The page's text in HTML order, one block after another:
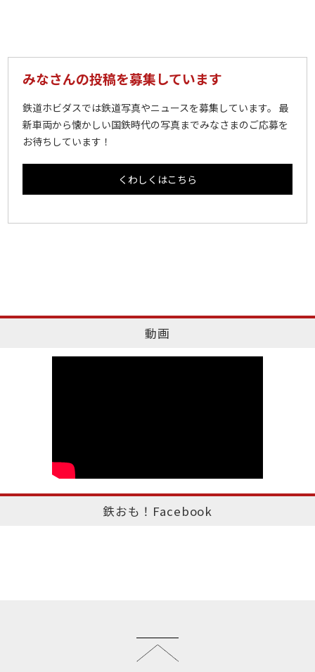
みなさんの投稿を募集しています
鉄道ホビダスでは鉄道写真やニュースを募集しています。 最
新車両から懐かしい国鉄時代の写真までみなさまのご応募を
お待ちしています！
くわしくはこちら
動画
鉄おも！Facebook